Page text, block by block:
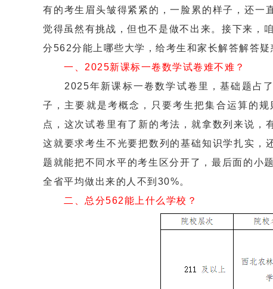
有的考生眉头皱得紧紧的，一脸累的样子，还一
觉得虽然有挑战，但也不是做不出来。接下来，
分562分能上哪些大学，给考生和家长解答解答疑
一、2025新课标一卷数学试卷难不难？
2025年新课标一卷数学试卷里，基础题占了
子，主要就是考概念，只要考生把集合运算的
点，这次试卷里有了新的考法，就拿数列来说，
这就要求考生不光要把数列的基础知识学扎实，
题就能把不同水平的考生区分开了，最后面的小
全省平均做出来的人不到30%。
二、总分562能上什么学校？